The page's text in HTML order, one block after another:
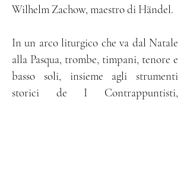
Wilhelm Zachow, maestro di Händel.
In un arco liturgico che va dal Natale
alla Pasqua, trombe, timpani, tenore e
basso soli, insieme agli strumenti
storici de I Contrappuntisti,